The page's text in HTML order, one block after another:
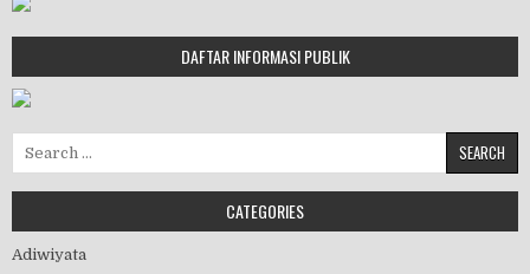
DAFTAR INFORMASI PUBLIK
CATEGORIES
Adiwiyata